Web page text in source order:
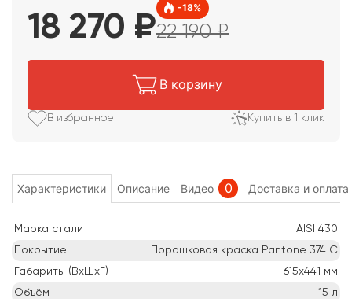
18 270 ₽
-18%
22 190₽
В корзину
В избранное Купить в 1 клик
Характеристики Описание Видео 0 Доставка и оплата
Марка стали
AISI 430
Покрытие
Порошковая краска Pantone 374 C
Габариты (ВхШхГ)
615х441 мм
Объём
15 л